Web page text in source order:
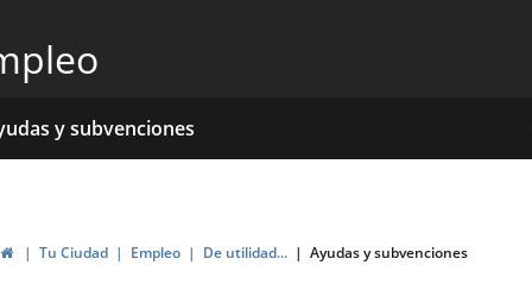
Ayuntamiento
de
Valladolid
y subvenciones
HomeTu Ciudad Empleo De utilidad... Ayudas y subvenciones